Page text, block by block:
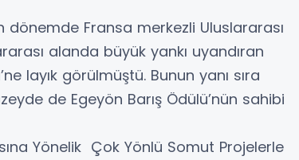
Fransa merkezli Uluslararası
alanda büyük yankı uyandıran
layık görülmüştü. Bunun yanı sıra
de Egeyön Barış Ödülü’nün sahibi
Yönelik Çok Yönlü Somut Projelerle